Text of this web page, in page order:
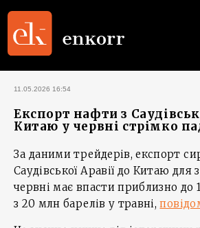
11.05.2026 16:54
Експорт нафти з
Китаю у червні стрімко
За даними трейдерів, експорт
Саудівської Аравії до Китаю для
червні має впасти приблизно до
з 20 млн барелів у травні,